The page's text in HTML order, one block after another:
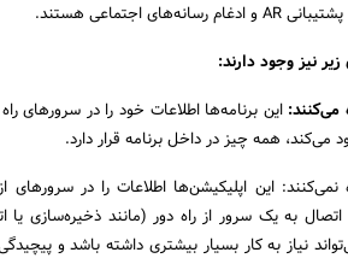
نیز وجود دارند:
می‌کنند: این برنامه‌ها اطلاعات خود را در سرورهای
نمی‌کنند: این اپلیکیشن‌ها اطلاعات را در سرورهای
نیاز به کار بسیار بیشتری داشته باشد و